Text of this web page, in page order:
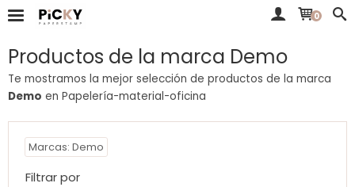
0
Productos de la marca Demo
Te mostramos la mejor selección de productos de la marca
Demo en Papelería-material-oficina
Marcas: Demo
Filtrar por